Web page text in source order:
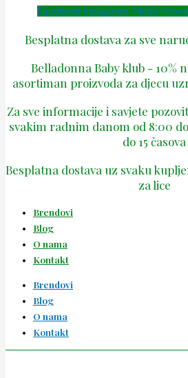
Facebook Instagram Tiktok
Besplatna dostava za sve
Belladonna Baby klub - 10%
asortiman proizvoda za djecu
Za sve informacije i savjete
svakim radnim danom od 8:00
do 15 časova
Besplatna dostava uz svaku
za lice
Brendovi
Blog
O nama
Kontakt
Brendovi
Blog
O nama
Kontakt